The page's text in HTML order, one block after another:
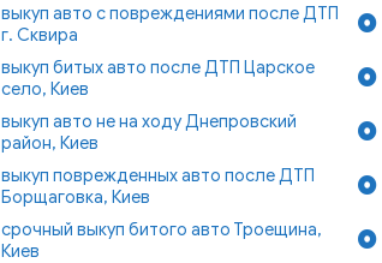
выкуп авто с повреждениями после ДТП
г. Сквира
выкуп битых авто после ДТП Царское
село, Киев
выкуп авто не на ходу Днепровский
район, Киев
выкуп поврежденных авто после ДТП
Борщаговка, Киев
срочный выкуп битого авто Троещина,
Киев